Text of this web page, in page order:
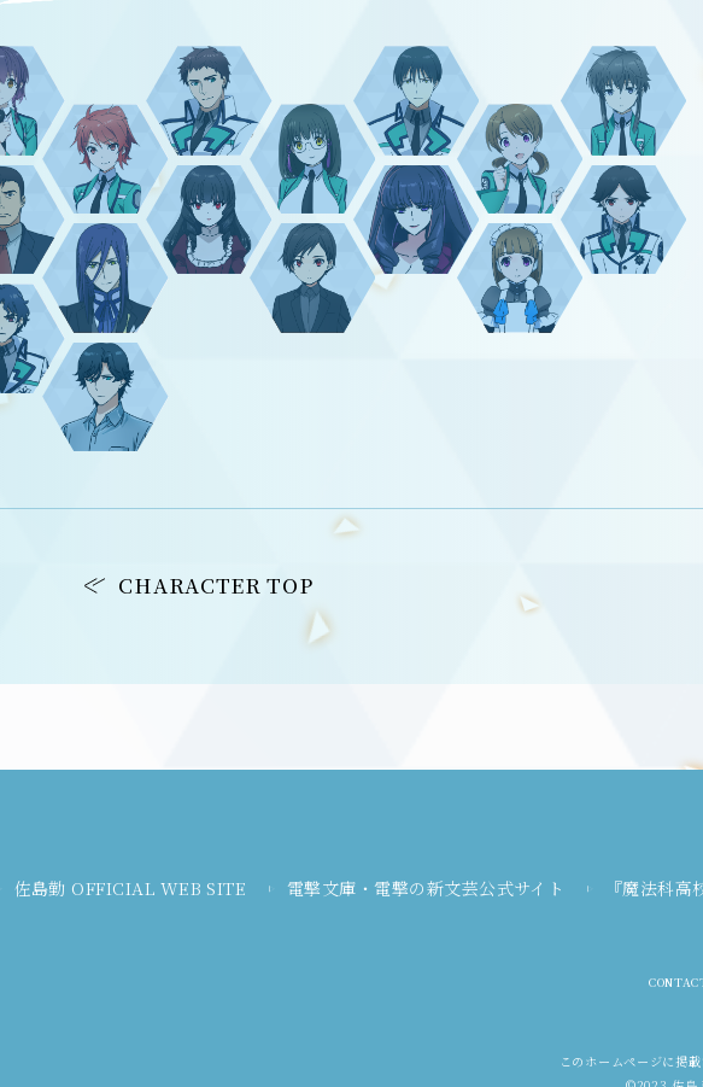
CHARACTER TOP
佐島勤 OFFICIAL WEB SITE 電撃文庫・電撃の新文芸公式サイト 『魔法科
このホームページに掲